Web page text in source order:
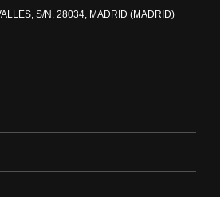
S/N. 28034, MADRID (MADRID)